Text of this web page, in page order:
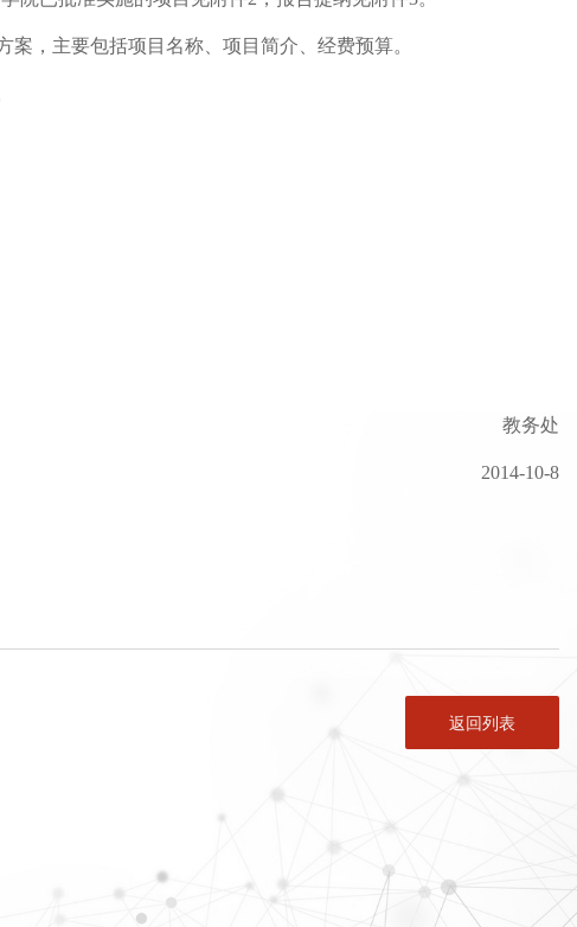
，主要包括项目名称、项目简介、经费预算。
教务处
2014-10-8
返回列表